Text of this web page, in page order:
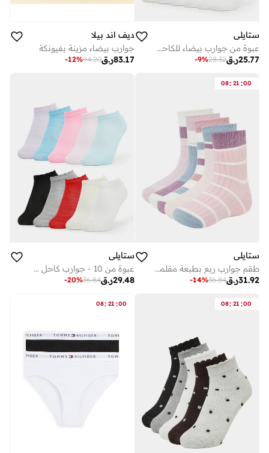
ستايلي
عبوة من جوارب بيضاء للكاحل للبنات
ر.ق25.77
28.32
-9%
ديف اند بيلا
جوارب بيضاء مزينة بفيونكة
ر.ق83.17
94.20
-12%
08: 21 :00
ستايلي
طقم جوارب ربع بطبعة مقلمة للبنات - 5 قطع
ر.ق31.92
36.84
-14%
ستايلي
عبوة من 10 - جوارب كاحل سادة
ر.ق29.48
36.84
-20%
08: 21 :00
08: 21 :00